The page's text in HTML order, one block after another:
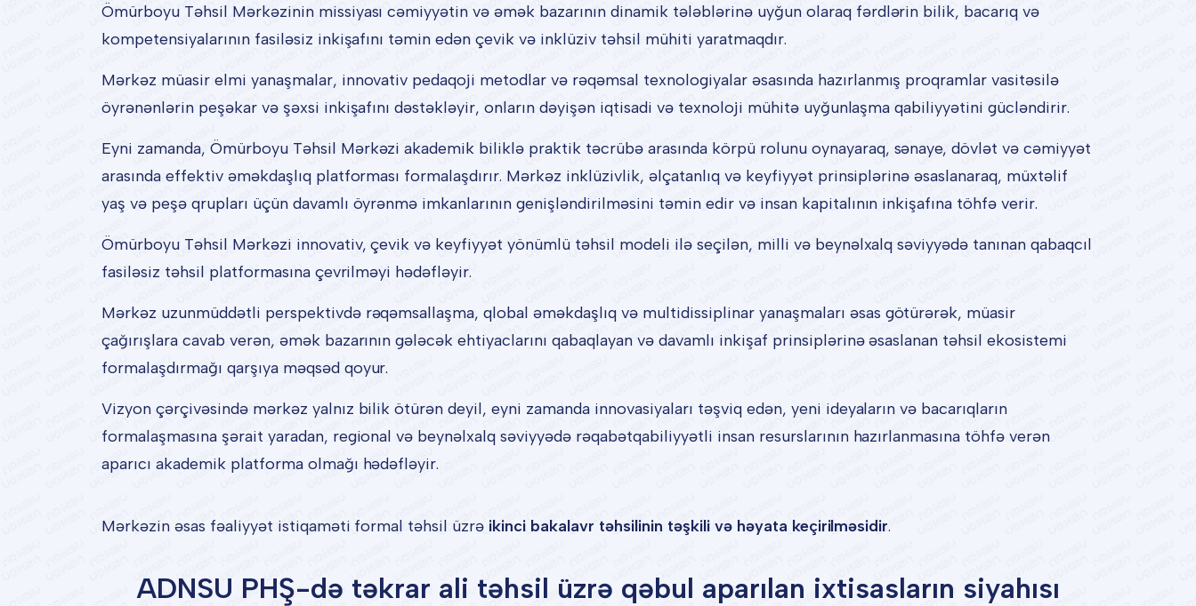
Ömürboyu Təhsil Mərkəzinin missiyası cəmiyyətin və əmək bazarının dinamik tələblərinə uyğun olaraq fərdlərin bilik, bacarıq və
kompetensiyalarının fasiləsiz inkişafını təmin edən çevik və inklüziv təhsil mühiti yaratmaqdır.
Mərkəz müasir elmi yanaşmalar, innovativ pedaqoji metodlar və rəqəmsal texnologiyalar əsasında hazırlanmış proqramlar vasitəsilə
öyrənənlərin peşəkar və şəxsi inkişafını dəstəkləyir, onların dəyişən iqtisadi və texnoloji mühitə uyğunlaşma qabiliyyətini gücləndirir.
Eyni zamanda, Ömürboyu Təhsil Mərkəzi akademik biliklə praktik təcrübə arasında körpü rolunu oynayaraq, sənaye, dövlət və cəmiyyət
arasında effektiv əməkdaşlıq platforması formalaşdırır. Mərkəz inklüzivlik, əlçatanlıq və keyfiyyət prinsiplərinə əsaslanaraq, müxtəlif
yaş və peşə qrupları üçün davamlı öyrənmə imkanlarının genişləndirilməsini təmin edir və insan kapitalının inkişafına töhfə verir.
Ömürboyu Təhsil Mərkəzi innovativ, çevik və keyfiyyət yönümlü təhsil modeli ilə seçilən, milli və beynəlxalq səviyyədə tanınan qabaqcıl
fasiləsiz təhsil platformasına çevrilməyi hədəfləyir.
Mərkəz uzunmüddətli perspektivdə rəqəmsallaşma, qlobal əməkdaşlıq və multidissiplinar yanaşmaları əsas götürərək, müasir
çağırışlara cavab verən, əmək bazarının gələcək ehtiyaclarını qabaqlayan və davamlı inkişaf prinsiplərinə əsaslanan təhsil ekosistemi
formalaşdırmağı qarşıya məqsəd qoyur.
Vizyon çərçivəsində mərkəz yalnız bilik ötürən deyil, eyni zamanda innovasiyaları təşviq edən, yeni ideyaların və bacarıqların
formalaşmasına şərait yaradan, regional və beynəlxalq səviyyədə rəqabətqabiliyyətli insan resurslarının hazırlanmasına töhfə verən
aparıcı akademik platforma olmağı hədəfləyir.
Mərkəzin əsas fəaliyyət istiqaməti formal təhsil üzrə ikinci bakalavr təhsilinin təşkili və həyata keçirilməsidir.
ADNSU PHŞ-də təkrar ali təhsil üzrə qəbul aparılan ixtisasların siyahısı